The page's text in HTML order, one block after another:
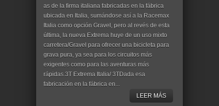
as de la firma italiana fabricadas en la fábrica
ubicada en Italia, sumándose así a la Racemax
Italia como opción Gravel, pero al revés de esta
última, la nueva Extrema huye de un uso mixto
carretera/Gravel para ofrecer una bicicleta para
grava pura, ya sea para los circuitos más
exigentes como para las aventuras más
rápidas.3T Extrema Italia/ 3TDada esa
fabricación en la fábrica en...
LEER MÁS